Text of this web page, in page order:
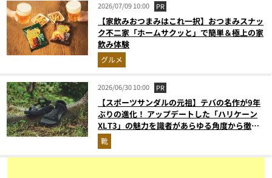
2026/07/09 10:00 PR
【家飲みおつまみはこれ一択】おつまみスナッ
ク不二家「ホームサクッと」で簡単＆極上の家
飲み体験
グルメ
2026/06/30 10:00 PR
【スポーツサンダルの元祖】テバの名作が9年
ぶりの進化！ アップデートした「ハリケーン
XLT3」の魅力を識者があらゆる角度から徹底
解説！
靴